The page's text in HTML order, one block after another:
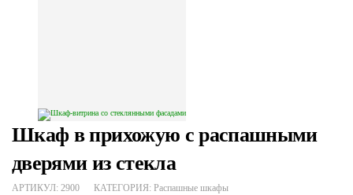
Шкаф в прихожую с распашными
дверями из стекла
АРТИКУЛ: 2900 КАТЕГОРИЯ: Распашные шкафы